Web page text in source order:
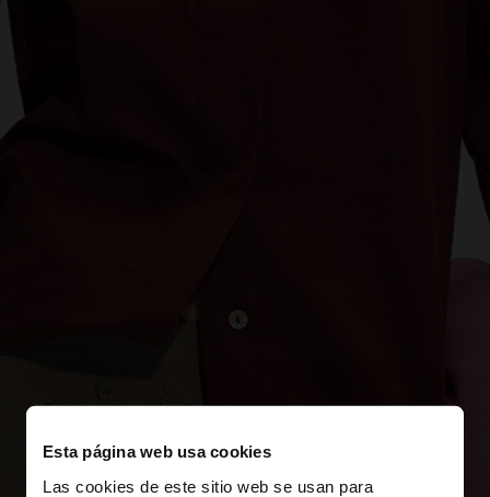
Esta página web usa cookies
Las cookies de este sitio web se usan para